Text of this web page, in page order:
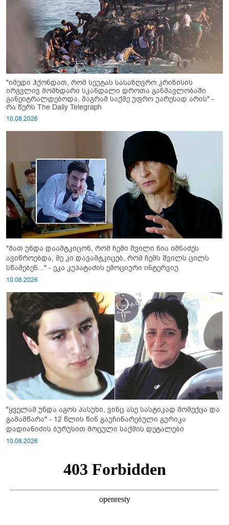
"იმედი ჰქონდათ, რომ სეუტას სასაზღვრო კრიზისის
ირგვლივ მომხდარი სკანდალი დროთა განმავლობაში
განეიტრალდებოდა, მაგრამ საქმე უფრო უარესად არის" -
რა წერს The Daily Telegraph
10.08.2026
"მათ უნდა დაამტკიცონ, რომ ჩემი შვილი ნია იმნაძეს
ავიწროებდა, მე კი დავამტკიცებ, რომ ჩემს შვილს ცილს
სწამებენ..." - ეკა კუპატაძის ემოციური ინტერვიუ
10.08.2026
"ყველამ უნდა აგოს პასუხი, ვინც ასე სასტიკად მომექცა და
გამამწარა" - 12 წლის წინ გაუჩინარებული გურიკა
დადიანიძის ბურუსით მოცული საქმის დეტალები
10.08.2026